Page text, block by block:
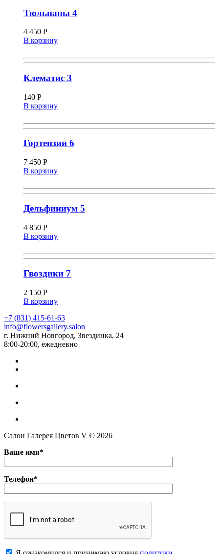
Тюльпаны 4
4 450 Р
В корзину
Клематис 3
140 Р
В корзину
Гортензии 6
7 450 Р
В корзину
Дельфиниум 5
4 850 Р
В корзину
Гвоздики 7
2 150 Р
В корзину
+7 (831) 415-61-63
info@flowersgallery.salon
г. Нижний Новгород, Звездинка, 24
8:00-20:00, ежедневно
Салон Галерея Цветов V © 2026
Ваше имя*
Телефон*